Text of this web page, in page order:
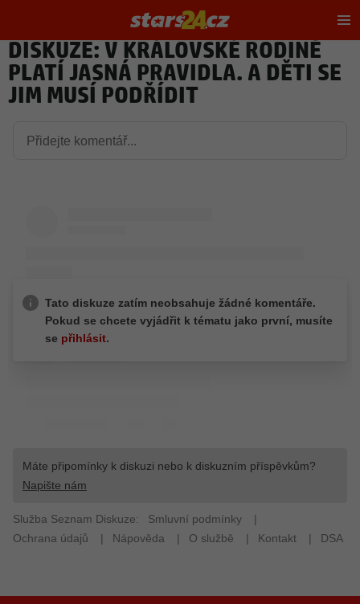
DISKUZE: V KRÁLOVSKÉ RODINĚ
PLATÍ JASNÁ PRAVIDLA. A DĚTI SE
JIM MUSÍ PODŘÍDIT